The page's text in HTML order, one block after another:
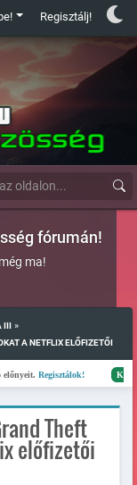
Regisztálj!
fórumán!
ma!
III »
A NETFLIX ELŐFIZETŐI
Regisztálok!
Theft
előfizetői